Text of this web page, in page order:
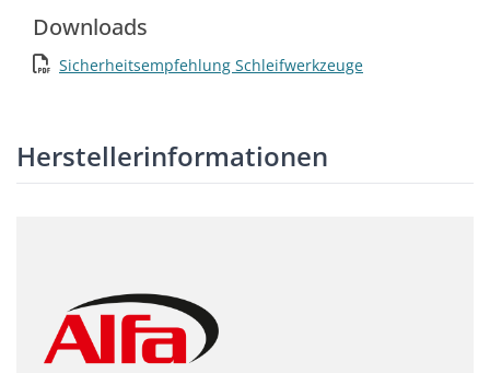
Downloads
Sicherheitsempfehlung Schleifwerkzeuge
Herstellerinformationen